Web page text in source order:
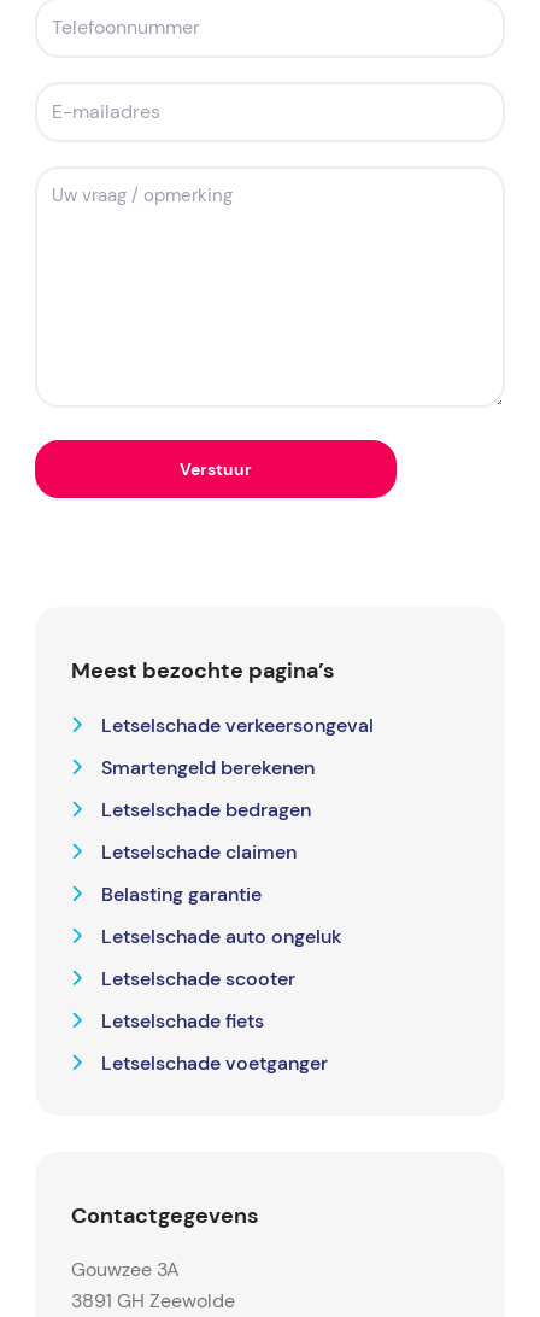
Meest bezochte pagina’s
Letselschade verkeersongeval
Smartengeld berekenen
Letselschade bedragen
Letselschade claimen
Belasting garantie
Letselschade auto ongeluk
Letselschade scooter
Letselschade fiets
Letselschade voetganger
Contactgegevens
Gouwzee 3A
3891 GH Zeewolde